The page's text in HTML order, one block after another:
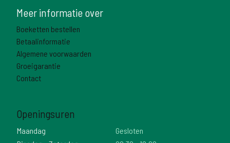
Meer informatie over
Boeketten bestellen
Betaalinformatie
Algemene voorwaarden
Groeigarantie
Contact
Openingsuren
Maandag
Gesloten